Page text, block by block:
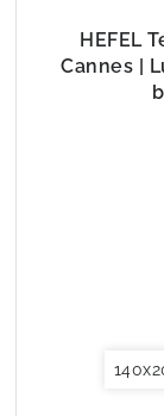
40x40cm
HEFEL
Cannes |